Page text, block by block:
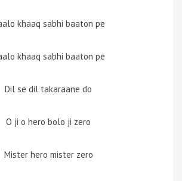
khaaq sabhi baaton pe
khaaq sabhi baaton pe
Dil se dil takaraane do
O ji o hero bolo ji zero
Mister hero mister zero